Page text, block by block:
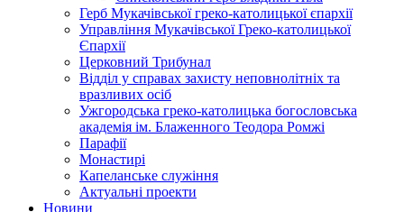
Герб Мукачівської греко-католицької єпархії
Управління Мукачівської Греко-католицької
Єпархії
Церковний Трибунал
Відділ у справах захисту неповнолітніх та
вразливих осіб
Ужгородська греко-католицька богословська
академія ім. Блаженного Теодора Ромжі
Парафії
Монастирі
Капеланське служіння
Актуальні проекти
Новини